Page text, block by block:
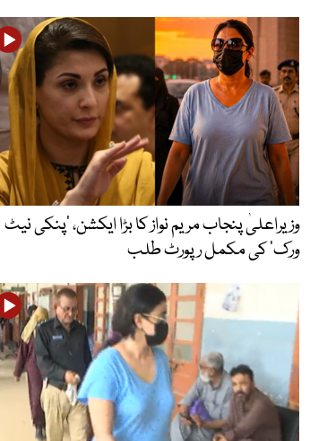
وزیراعلیٰ پنجاب مریم نواز کا بڑا ایکشن، ’پنکی نیٹ
ورک‘ کی مکمل رپورٹ طلب